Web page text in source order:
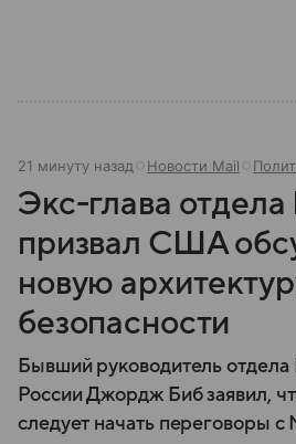
21 минуту назад Новости Mail
Экс-глава
призвал США
новую
безопасности
Бывший руководитель отдела
России Джордж Биб заявил,
следует начать переговоры с